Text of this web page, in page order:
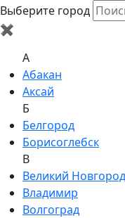
Выберите город
✖
A
Абакан
Аксай
Б
Белгород
Борисоглебск
В
Великий Новгород
Владимир
Волгоград